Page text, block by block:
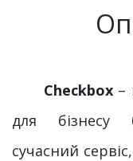
Checkbox–
для бізнесу
сучасний